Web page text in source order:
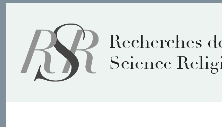
contenu
Recherches
Science